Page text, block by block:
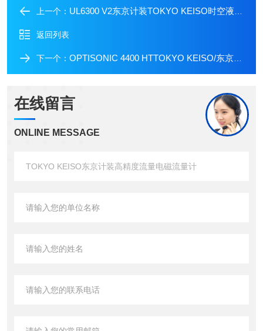
上一个： UL6300 V2东京计装TOKYO KEISO时空液体超声流量计
返回列表
下一个： OPTISONIC 4400 HTTOKYO KEISO/东京计装直列高温超声流量计
在线留言
ONLINE MESSAGE